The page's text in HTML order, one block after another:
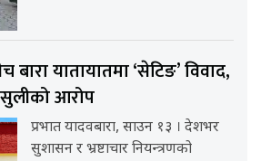
यातायातमा ‘सेटिङ’ विवाद,
आरोप
प्रभात यादवबारा, साउन १३ । देशभर
सुशासन र भ्रष्टाचार नियन्त्रणको